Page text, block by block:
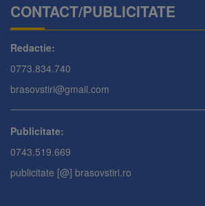
CONTACT/PUBLICITATE
Redactie:
0773.834.740
brasovstiri@gmail.com
Publicitate:
0743.519.669
publicitate [@] brasovstiri.ro